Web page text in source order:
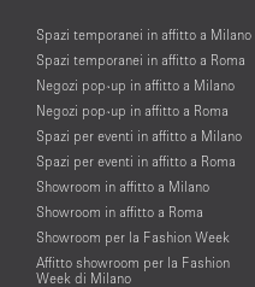
Spazi temporanei in affitto a Milano
Spazi temporanei in affitto a Roma
Negozi pop-up in affitto a Milano
Negozi pop-up in affitto a Roma
Spazi per eventi in affitto a Milano
Spazi per eventi in affitto a Roma
Showroom in affitto a Milano
Showroom in affitto a Roma
Showroom per la Fashion Week
Affitto showroom per la Fashion
Week di Milano